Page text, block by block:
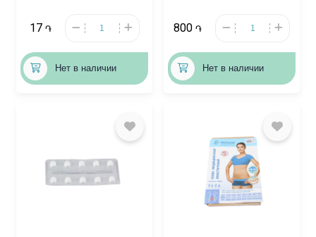
17 ֏
Нет в наличии
800 ֏
Нет в наличии